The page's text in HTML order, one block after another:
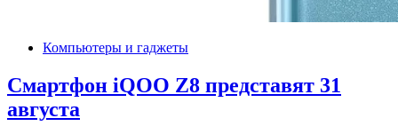
Компьютеры и гаджеты
Смартфон iQOO Z8 представят 31
августа